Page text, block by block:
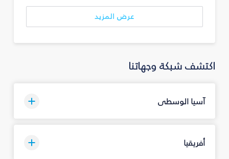
عرض المزيد
اكتشف شبكة وجهاتنا
آسيا الوسطى
أفريقيا